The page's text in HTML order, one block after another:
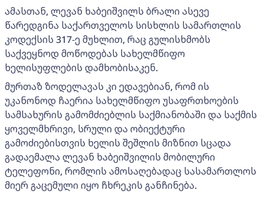
ამასთან, ლევან ხაბეიშვილს ბრალი ასევე
წარედგინა საქართველოს სისხლის სამართლის
კოდექსის 317-ე მუხლით, რაც გულისხმობს
საქვეყნოდ მოწოდებას სახელმწიფო
ხელისუფლების დამხობისაკენ.
მურთაზ ზოდელავას კი ედავებიან, რომ ის
უკანონოდ ჩაერია სახელმწიფო უსაფრთხოების
სამსახურის გამომძიებლის საქმიანობაში და საქმის
ყოველმხრივი, სრული და ობიექტური
გამოძიებისთვის ხელის შეშლის მიზნით სცადა
გადაემალა ლევან ხაბეიშვილის მობილური
ტელეფონი, რომლის ამოსაღებადაც სასამართლოს
მიერ გაცემული იყო ჩხრეკის განჩინება.